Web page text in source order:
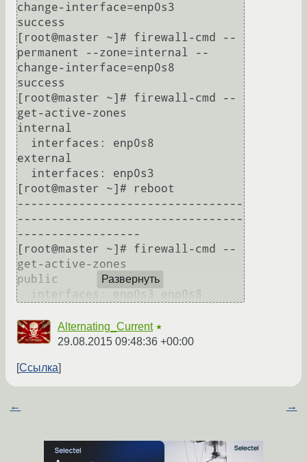
change-interface=enp0s3
success
[root@master ~]# firewall-cmd --
permanent --zone=internal --
change-interface=enp0s8
success
[root@master ~]# firewall-cmd --
get-active-zones
internal
external
[root@master ~]# reboot
---------------------------------
---------------------------------
------------------
[root@master ~]# firewall-cmd --
get-active-zones
public
Развернуть
Alternating_Current ★
29.08.2015 09:48:36 +00:00
Ссылка
← →